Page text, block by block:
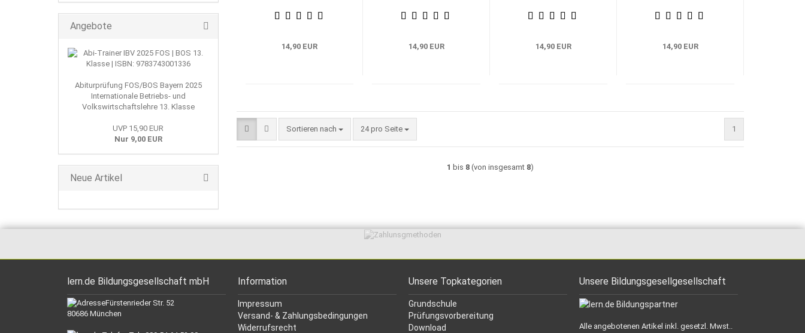
14,90 EUR
Sachkunde
14,90 EUR
Sachkunde
14,90 EUR
Waschbär
14,90 EUR
Sortieren nach
Sortieren nach 24 pro Seite
pro Seite 1
1 bis 8(von insgesamt 8)
Angebote
Abiturprüfung FOS/BOS Bayern 2025
Internationale Betriebs- und
Volkswirtschaftslehre 13. Klasse
UVP 15,90 EUR
Nur 9,00 EUR
Neue Artikel
lern.de Bildungsgesellschaft mbH
Fürstenrieder Str. 52
80686 München
Information
Impressum
Versand- & Zahlungsbedingungen
Widerrufsrecht
Unsere Topkategorien
Grundschule
Prüfungsvorbereitung
Download
Unsere Bildungsgesellgesellschaft
Alle angebotenen Artikel inkl. gesetzl. Mwst..